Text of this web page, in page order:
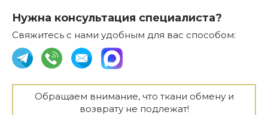
Нужна консультация специалиста?
Свяжитесь с нами удобным для вас способом:
Обращаем внимание, что ткани обмену и
возврату не подлежат!